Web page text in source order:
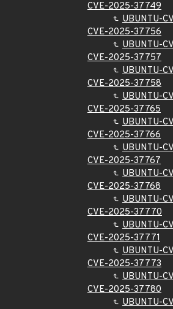
CVE-2025-37749
UBUNTU-
CVE-2025-37756
UBUNTU-
CVE-2025-37757
UBUNTU-
CVE-2025-37758
UBUNTU-
CVE-2025-37765
UBUNTU-
CVE-2025-37766
UBUNTU-
CVE-2025-37767
UBUNTU-
CVE-2025-37768
UBUNTU-
CVE-2025-37770
UBUNTU-
CVE-2025-37771
UBUNTU-
CVE-2025-37773
UBUNTU-
CVE-2025-37780
UBUNTU-